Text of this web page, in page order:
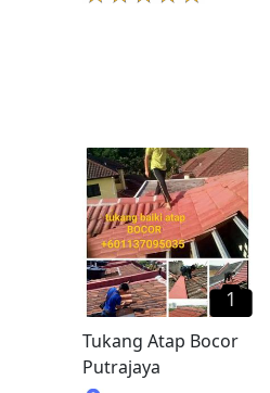
1
Tukang Atap Bocor
Putrajaya